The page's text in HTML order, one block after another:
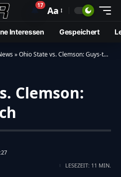
🔔17 Aa
Interessen Gespeichert
»Ohio State vs. Clemson: Guys-to-watch
Clemson:
LESEZEIT: 11 MIN.